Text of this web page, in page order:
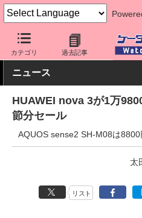
カテゴリ 過去記事
ケータイ Watch 格安スマホ/格安
ニュース
HUAWEI nova 3が1万
節分セール
AQUOS sense2 SH-M08は8800
太
リスト